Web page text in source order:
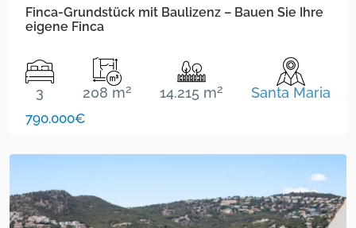
Finca-Grundstück mit Baulizenz – Bauen Sie Ihre
eigene Finca
3 208 m2 14.215 m2 Santa Maria
790.000€